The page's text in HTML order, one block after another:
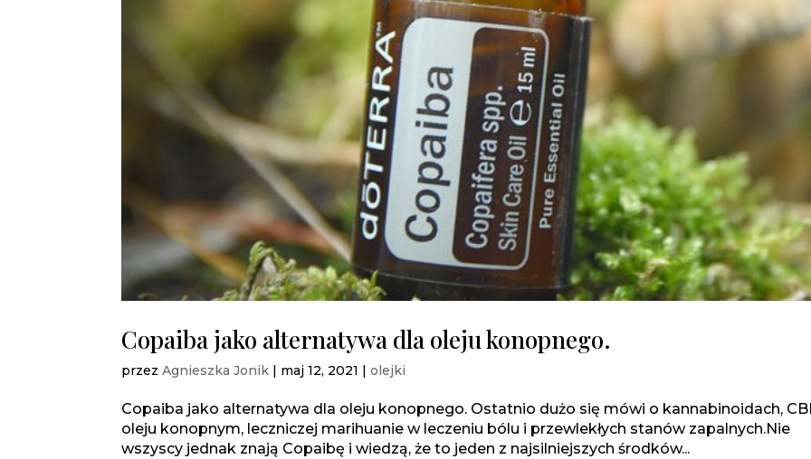
Copaiba jako alternatywa dla oleju konopnego.
przezAgnieszka Jonik | maj 12, 2021 |olejki
Copaiba jako alternatywa dla oleju konopnego. Ostatnio dużo się mówi o kannabinoidach,
oleju konopnym, leczniczej marihuanie w leczeniu bólu i przewlekłych stanów zapalnych.Nie
wszyscy jednak znają Copaibę i wiedzą, że to jeden z najsilniejszych środków...